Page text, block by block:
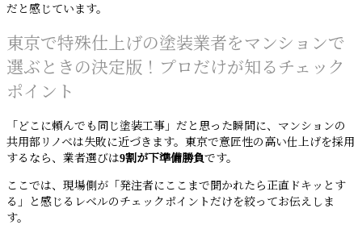
だと感じています。
東京で特殊仕上げの塗装業者をマンションで
選ぶときの決定版！プロだけが知るチェック
ポイント
「どこに頼んでも同じ塗装工事」だと思った瞬間に、マンションの
共用部リノベは失敗に近づきます。東京で意匠性の高い仕上げを採用
するなら、業者選びは9割が下準備勝負です。
ここでは、現場側が「発注者にここまで聞かれたら正直ドキッとす
る」と感じるレベルのチェックポイントだけを絞ってお伝えしま
す。